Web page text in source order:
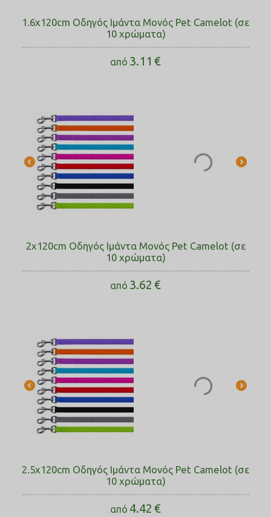
1.6x120cm Οδηγός Ιμάντα Μονός Pet Camelot (σε
10 χρώματα)
από 3.11 €
2x120cm Οδηγός Ιμάντα Μονός Pet Camelot (σε
10 χρώματα)
από 3.62 €
2.5x120cm Οδηγός Ιμάντα Μονός Pet Camelot (σε
10 χρώματα)
από 4.42 €